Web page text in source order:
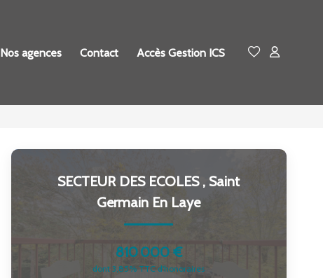
Nos agences Contact Accès Gestion ICS
SECTEUR DES ECOLES , Saint
Germain En Laye
810 000 €
dont 3,85% TTC d'honoraires